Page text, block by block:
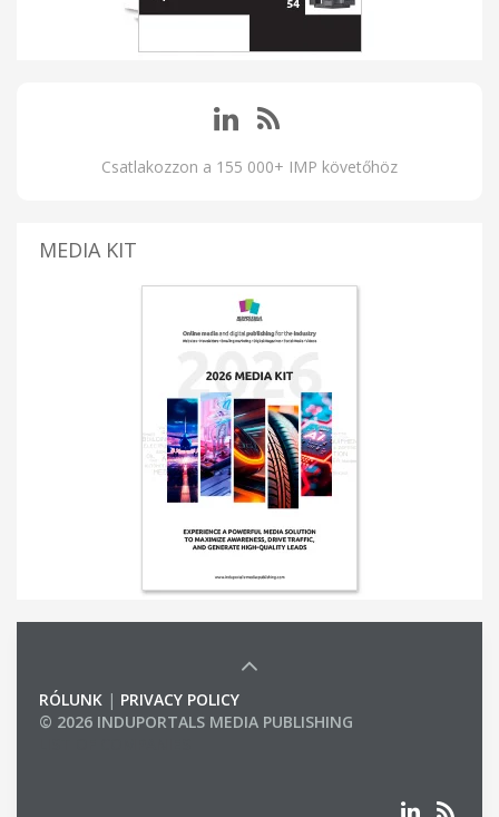
Csatlakozzon a 155 000+ IMP követőhöz
MEDIA KIT
RÓLUNK | PRIVACY POLICY
© 2026 INDUPORTALS MEDIA PUBLISHING